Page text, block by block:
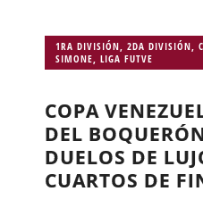
1RA DIVISIÓN 2DA DIVISIÓN
SIMONE LIGA FUTVE
COPA
DEL
DUELOS DE
CUARTOS DE